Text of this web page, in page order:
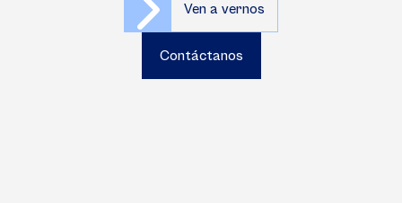
Ven a vernos
Contáctanos